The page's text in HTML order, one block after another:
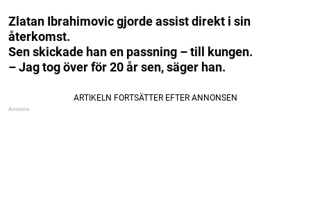
Zlatan Ibrahimovic gjorde assist direkt i sin
återkomst.
Sen skickade han en passning – till kungen.
– Jag tog över för 20 år sen, säger han.